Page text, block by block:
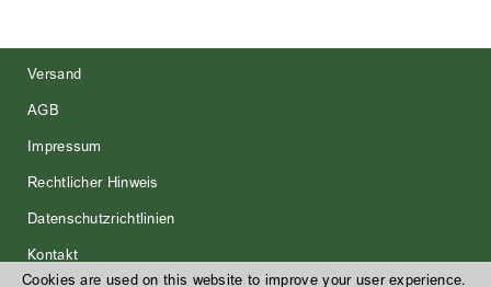
Cookies are used on this website to improve your user experience.
Versand
AGB
Impressum
Rechtlicher Hinweis
Datenschutzrichtlinien
Kontakt